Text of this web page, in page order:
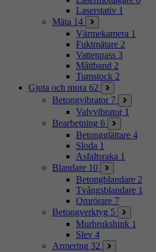
Laserstativ 1
Mäta 14
Värmekamera 1
Fuktmätare 2
Vattenpass 3
Måttband 2
Tumstock 2
Gjuta och mura 62
Betongvibrator 7
Valvvibrator 1
Bearbetning 6
Betongglättare 4
Sloda 1
Asfaltsraka 1
Blandare 10
Betongblandare 2
Tvångsblandare 1
Omrörare 7
Betongverktyg 5
Murbrukshink 1
Slev 4
Armering 32